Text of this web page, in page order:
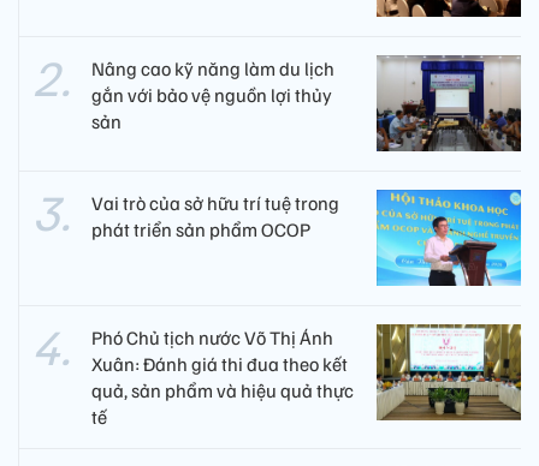
Nâng cao kỹ năng làm du lịch
gắn với bảo vệ nguồn lợi thủy
sản
Vai trò của sở hữu trí tuệ trong
phát triển sản phẩm OCOP
Phó Chủ tịch nước Võ Thị Ánh
Xuân: Đánh giá thi đua theo kết
quả, sản phẩm và hiệu quả thực
tế